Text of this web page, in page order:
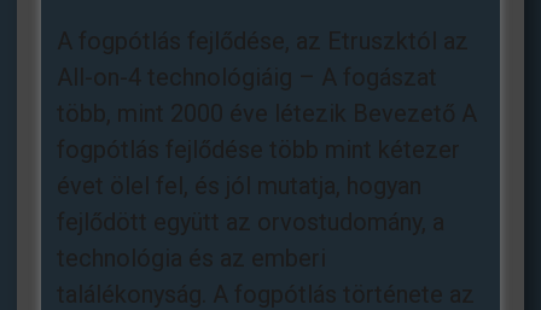
A fogpótlás fejlődése, az Etruszktól az
All-on-4 technológiáig – A fogászat
több, mint 2000 éve létezik Bevezető A
fogpótlás fejlődése több mint kétezer
évet ölel fel, és jól mutatja, hogyan
fejlődött együtt az orvostudomány, a
technológia és az emberi
találékonyság. A fogpótlás története az